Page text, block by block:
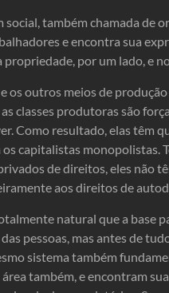
social, também chamada de
e encontra sua
por um lado, e
os outros meios de
classes produtoras são
Como resultado, elas têm
capitalistas monopolistas.
de direitos, eles não
aos direitos de
natural que a base
pessoas, mas antes de
sistema também
também, e encontram